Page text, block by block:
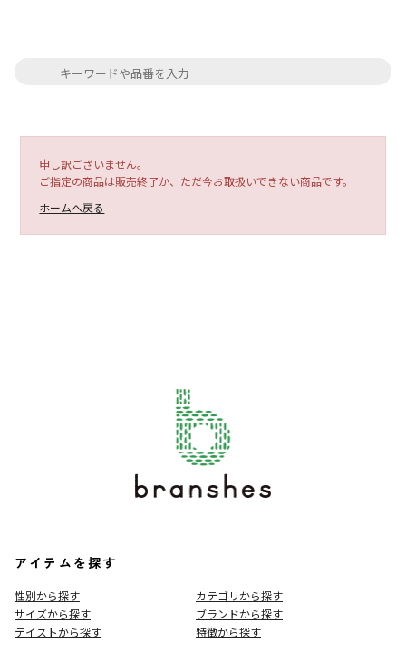
申し訳ございません。
ご指定の商品は販売終了か、ただ今お取扱いできない商品です。
ホームへ戻る
アイテムを探す
性別から探す
カテゴリから探す
サイズから探す
ブランドから探す
テイストから探す
特徴から探す